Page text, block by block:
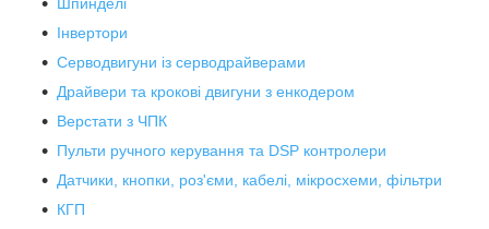
Шпинделі
Інвертори
Серводвигуни із серводрайверами
Драйвери та крокові двигуни з енкодером
Верстати з ЧПК
Пульти ручного керування та DSP контролери
Датчики, кнопки, роз'єми, кабелі, мікросхеми, фільтри
КГП